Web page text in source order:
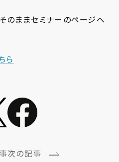
のままセミナーのページへ
ら
次の記事